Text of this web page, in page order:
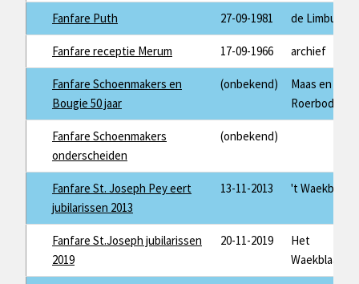
Fanfare Puth 27-09-1981 de Limburger
Fanfare receptie Merum 17-09-1966 archief
Fanfare Schoenmakers en
Bougie 50 jaar
(onbekend)
Maas en
Roerbode
Fanfare Schoenmakers
onderscheiden
(onbekend)
Fanfare St. Joseph Pey eert
jubilarissen 2013
13-11-2013 't Waekblaad
Fanfare St.Joseph jubilarissen
2019
20-11-2019
Het
Waekblaad